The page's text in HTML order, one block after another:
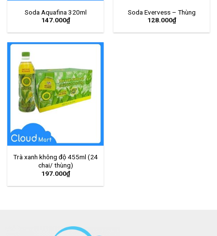
Soda Aquafina 320ml
147.000₫
Soda Evervess – Thùng
128.000₫
Trà xanh không độ 455ml (24
chai/ thùng)
197.000₫